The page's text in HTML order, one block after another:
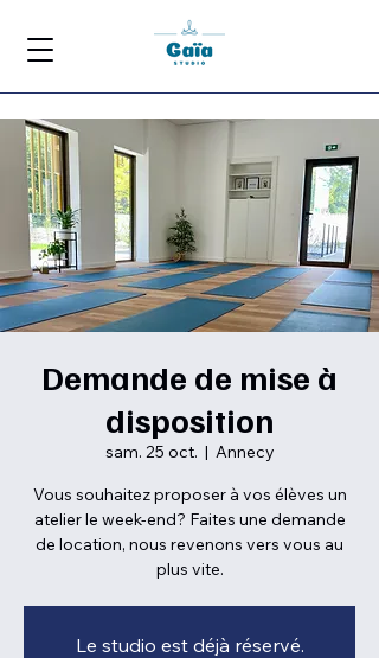
Demande de mise à
disposition
sam. 25 oct.
  |
Annecy
Vous souhaitez proposer à vos élèves un
atelier le week-end? Faites une demande
de location, nous revenons vers vous au
plus vite.
Le studio est déjà réservé.